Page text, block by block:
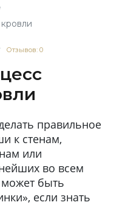
Отзывов: 0
правильное
к стенам,
или
во всем
быть
если знать